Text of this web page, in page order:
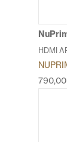
HDMI
790,00